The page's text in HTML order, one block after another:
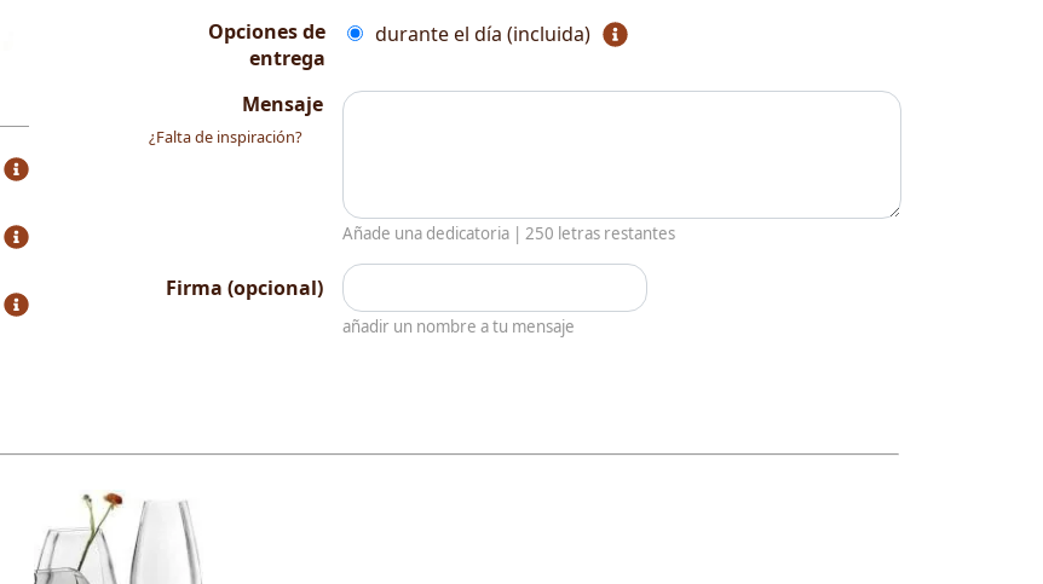
Opciones de
entrega
durante el día (incluida)
Mensaje
¿Falta de inspiración?
Añade una dedicatoria |250 letras restantes
Firma (opcional)
añadir un nombre a tu mensaje